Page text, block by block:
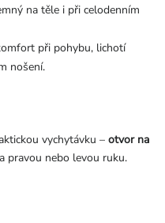
na těle i při celodenním
při pohybu, lichotí
nošení.
vychytávku – otvor na
pravou nebo levou ruku.